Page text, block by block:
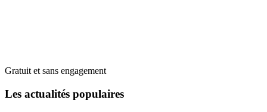
Gratuit et sans engagement
Les actualités populaires